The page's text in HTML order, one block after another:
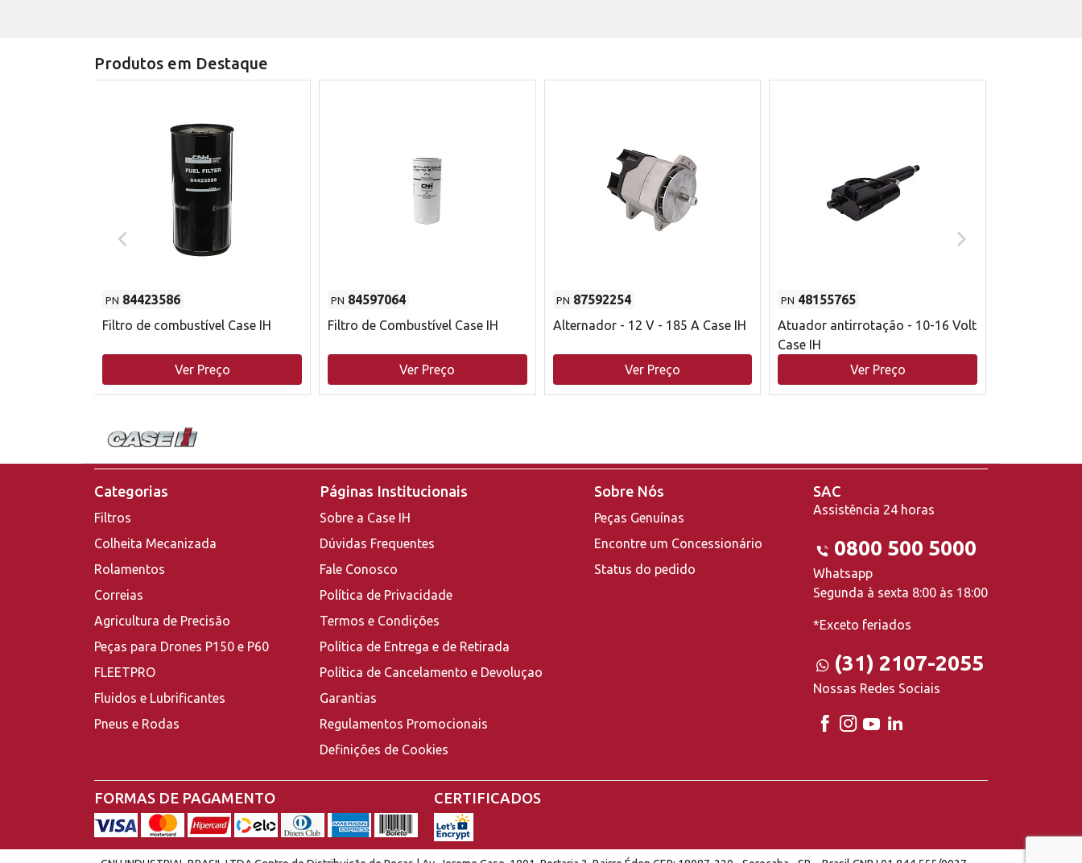
Produtos em Destaque
PN 84423586
Filtro de combustível Case IH
Ver Preço
PN 84597064
Filtro de Combustível Case IH
Ver Preço
PN 87592254
Alternador - 12 V - 185 A Case IH
Ver Preço
PN 48155765
Atuador antirrotação - 10-16 Volt
Case IH
Ver Preço
Categorias
Filtros
Colheita Mecanizada
Rolamentos
Correias
Agricultura de Precisão
Peças para Drones P150 e P60
FLEETPRO
Fluidos e Lubrificantes
Pneus e Rodas
Páginas Institucionais
Sobre a Case IH
Dúvidas Frequentes
Fale Conosco
Política de Privacidade
Termos e Condições
Política de Entrega e de Retirada
Política de Cancelamento e Devoluçao
Garantias
Regulamentos Promocionais
Definições de Cookies
Sobre Nós
Peças Genuínas
Encontre um Concessionário
Status do pedido
SAC
Assistência 24 horas
0800 500 5000
Whatsapp
Segunda à sexta 8:00 às 18:00
*Exceto feriados
(31) 2107-2055
Nossas Redes Sociais
FORMAS DE PAGAMENTO CERTIFICADOS